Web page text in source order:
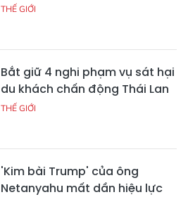
THẾ GIỚI
Bắt giữ 4 nghi phạm vụ sát hại
du khách chấn động Thái Lan
THẾ GIỚI
'Kim bài Trump' của ông
Netanyahu mất dần hiệu lực